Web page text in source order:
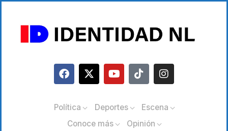
Política Deportes
Escena
Conoce más
Opinión